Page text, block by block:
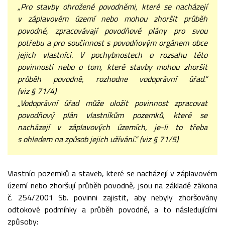
„Pro stavby ohrožené povodněmi, které se nacházejí
v záplavovém území nebo mohou zhoršit průběh
povodně, zpracovávají povodňové plány pro svou
potřebu a pro součinnost s povodňovým orgánem obce
jejich vlastníci. V pochybnostech o rozsahu této
povinnosti nebo o tom, které stavby mohou zhoršit
průběh povodně, rozhodne vodoprávní úřad.“
(viz § 71/4)
„Vodoprávní úřad může uložit povinnost zpracovat
povodňový plán vlastníkům pozemků, které se
nacházejí v záplavových územích, je-li to třeba
s ohledem na způsob jejich užívání.“ (viz § 71/5)
Vlastníci pozemků a staveb, které se nacházejí v záplavovém
území nebo zhoršují průběh povodně, jsou na základě zákona
č. 254/2001 Sb. povinni zajistit, aby nebyly zhoršovány
odtokové podmínky a průběh povodně, a to následujícími
způsoby: